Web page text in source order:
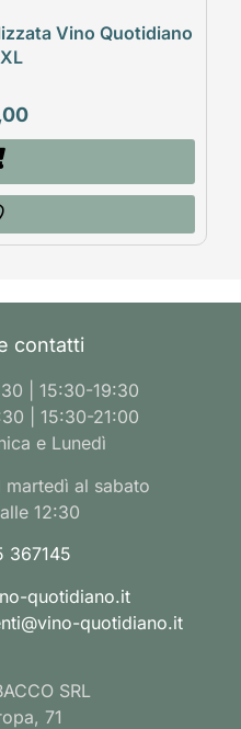
Vino Quotidiano
contatti
| 15:30-19:30
| 15:30-21:00
e Lunedì
al sabato
12:30
367145
quotidiano.it
quotidiano.it
SRL
71